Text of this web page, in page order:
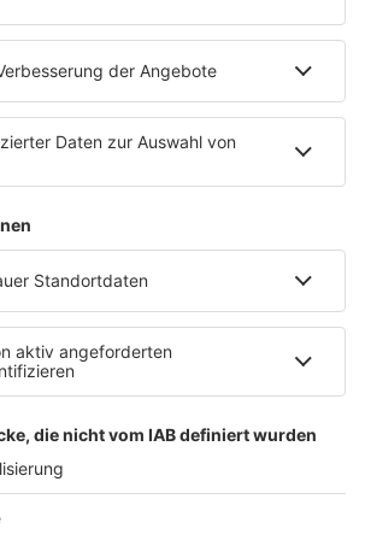
der Medizinischen Klinik bietet es
Photovoltaikanlage auf dem …